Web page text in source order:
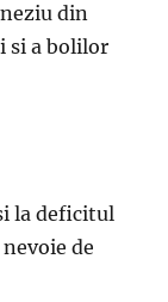
din
si a bolilor
la deficitul
de